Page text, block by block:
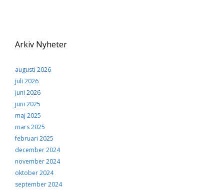
Arkiv Nyheter
augusti 2026
juli 2026
juni 2026
juni 2025
maj 2025
mars 2025
februari 2025
december 2024
november 2024
oktober 2024
september 2024